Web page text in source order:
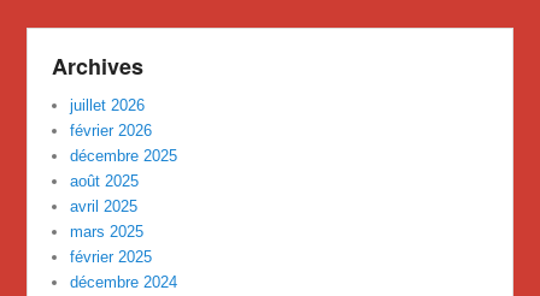
Archives
juillet 2026
février 2026
décembre 2025
août 2025
avril 2025
mars 2025
février 2025
décembre 2024